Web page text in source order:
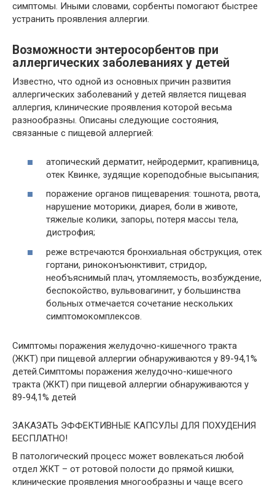
симптомы. Иными словами, сорбенты помогают быстрее
устранить проявления аллергии.
Возможности энтеросорбентов при
аллергических заболеваниях у детей
Известно, что одной из основных причин развития
аллергических заболеваний у детей является пищевая
аллергия, клинические проявления которой весьма
разнообразны. Описаны следующие состояния,
связанные с пищевой аллергией:
атопический дерматит, нейродермит, крапивница,
отек Квинке, зудящие кореподобные высыпания;
поражение органов пищеварения: тошнота, рвота,
нарушение моторики, диарея, боли в животе,
тяжелые колики, запоры, потеря массы тела,
дистрофия;
реже встречаются бронхиальная обструкция, отек
гортани, риноконъюнктивит, стридор,
необъяснимый плач, утомляемость, возбуждение,
беспокойство, вульвовагинит, у большинства
больных отмечается сочетание нескольких
симптомокомплексов.
Симптомы поражения желудочно-кишечного тракта
(ЖКТ) при пищевой аллергии обнаруживаются у 89-94,1%
детей.Симптомы поражения желудочно-кишечного
тракта (ЖКТ) при пищевой аллергии обнаруживаются у
89-94,1% детей
ЗАКАЗАТЬ ЭФФЕКТИВНЫЕ КАПСУЛЫ ДЛЯ ПОХУДЕНИЯ
БЕСПЛАТНО!
В патологический процесс может вовлекаться любой
отдел ЖКТ – от ротовой полости до прямой кишки,
клинические проявления многообразны и чаще всего